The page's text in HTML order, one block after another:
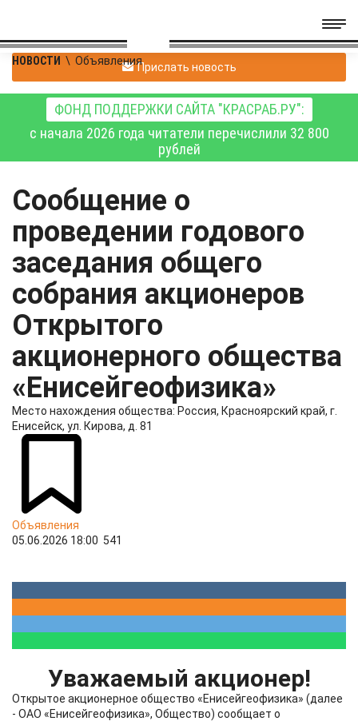
НОВОСТИ \ ОбъявленияПрислать новость
ФОНД ПОДДЕРЖКИ САЙТА "КРАСРАБ.РУ":
с начала 2026 года читатели перечислили 32 800
рублей
Сообщение о
проведении годового
заседания общего
собрания акционеров
Открытого
акционерного общества
«Енисейгеофизика»
Место нахождения общества: Россия, Красноярский край, г.
Енисейск, ул. Кирова, д. 81
Объявления
05.06.2026 18:00 541
Уважаемый акционер!
Открытое акционерное общество «Енисейгеофизика» (далее
- ОАО «Енисейгеофизика», Общество) сообщает о